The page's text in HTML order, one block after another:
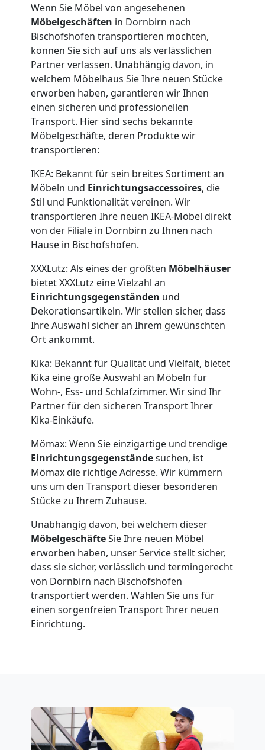
Wenn Sie Möbel von angesehenen
Möbelgeschäften in Dornbirn nach
Bischofshofen transportieren möchten,
können Sie sich auf uns als verlässlichen
Partner verlassen. Unabhängig davon, in
welchem Möbelhaus Sie Ihre neuen Stücke
erworben haben, garantieren wir Ihnen
einen sicheren und professionellen
Transport. Hier sind sechs bekannte
Möbelgeschäfte, deren Produkte wir
transportieren:
IKEA: Bekannt für sein breites Sortiment an
Möbeln und Einrichtungsaccessoires, die
Stil und Funktionalität vereinen. Wir
transportieren Ihre neuen IKEA-Möbel direkt
von der Filiale in Dornbirn zu Ihnen nach
Hause in Bischofshofen.
XXXLutz: Als eines der größten Möbelhäuser
bietet XXXLutz eine Vielzahl an
Einrichtungsgegenständen und
Dekorationsartikeln. Wir stellen sicher, dass
Ihre Auswahl sicher an Ihrem gewünschten
Ort ankommt.
Kika: Bekannt für Qualität und Vielfalt, bietet
Kika eine große Auswahl an Möbeln für
Wohn-, Ess- und Schlafzimmer. Wir sind Ihr
Partner für den sicheren Transport Ihrer
Kika-Einkäufe.
Mömax: Wenn Sie einzigartige und trendige
Einrichtungsgegenständesuchen, ist
Mömax die richtige Adresse. Wir kümmern
uns um den Transport dieser besonderen
Stücke zu Ihrem Zuhause.
Unabhängig davon, bei welchem dieser
MöbelgeschäfteSie Ihre neuen Möbel
erworben haben, unser Service stellt sicher,
dass sie sicher, verlässlich und termingerecht
von Dornbirn nach Bischofshofen
transportiert werden. Wählen Sie uns für
einen sorgenfreien Transport Ihrer neuen
Einrichtung.